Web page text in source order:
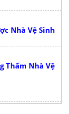
Nhà Vệ Sinh
Thấm Nhà Vệ